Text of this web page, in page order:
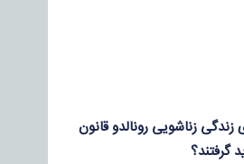
زناشویی رونالدو قانون
گرفتند؟